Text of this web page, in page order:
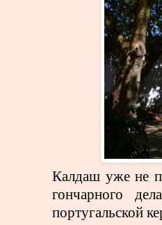
Калдаш уже не
гончарного
португальской